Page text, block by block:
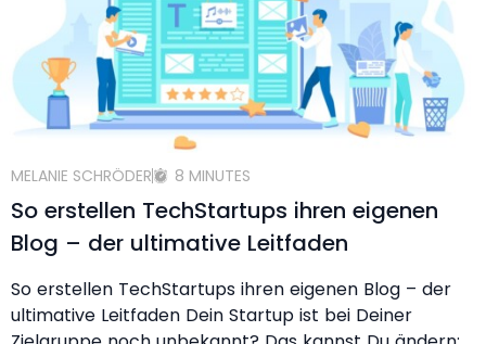
MELANIE SCHRÖDER 8 MINUTES
So erstellen TechStartups ihren eigenen
Blog – der ultimative Leitfaden
So erstellen TechStartups ihren eigenen Blog – der
ultimative Leitfaden Dein Startup ist bei Deiner